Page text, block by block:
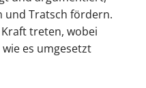
und Tratsch fördern.
Kraft treten, wobei
es umgesetzt